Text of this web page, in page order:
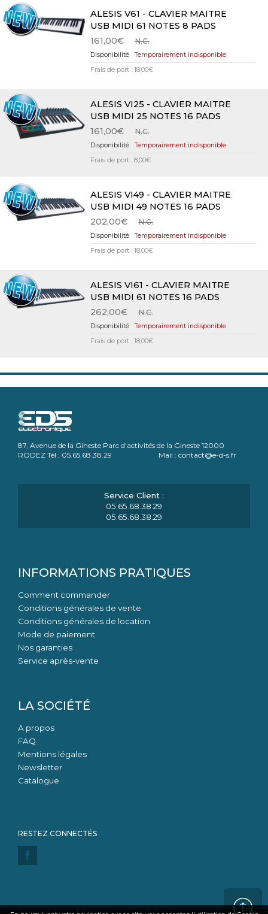
ALESIS V61 - CLAVIER MAITRE
USB MIDI 61 NOTES 8 PADS
161,00€
N.C.
Temporairement indisponible
Frais de port : 18,00€
ALESIS VI25 - CLAVIER MAITRE
USB MIDI 25 NOTES 16 PADS
161,00€
N.C.
Temporairement indisponible
Frais de port : 8,00€
ALESIS VI49 - CLAVIER MAITRE
USB MIDI 49 NOTES 16 PADS
202,00€
N.C.
Temporairement indisponible
Frais de port : 18,00€
ALESIS VI61 - CLAVIER MAITRE
USB MIDI 61 NOTES 16 PADS
262,00€
N.C.
Temporairement indisponible
Frais de port : 18,00€
87, Avenue de la Gineste Parc d'activités de la Gineste 12000
RODEZ Tél : 05.65.68.38.29 Mail : contact@e-d-s.fr
05.65.68.38.29
05.65.68.38.29
INFORMATIONS PRATIQUES
Comment commander
Conditions générales de vente
Conditions générales de location
Mode de paiement
Nos garanties
Service après-vente
LA SOCIÉTÉ
A propos
FAQ
Mentions légales
Newsletter
Catalogue